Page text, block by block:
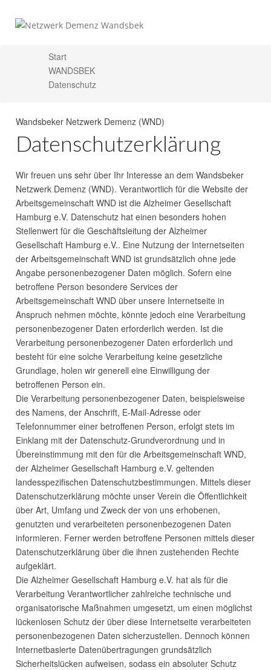
Start
WANDSBEK
Datenschutz
Wandsbeker Netzwerk Demenz (WND)
Datenschutzerklärung
Wir freuen uns sehr über Ihr Interesse an dem Wandsbeker
Netzwerk Demenz (WND). Verantwortlich für die Website der
ArbeitsgemeinschaftWND ist die Alzheimer Gesellschaft
Hamburg e.V. Datenschutz hat einen besonders hohen
Stellenwert für die Geschäftsleitung der Alzheimer
Gesellschaft Hamburg e.V.. Eine Nutzung der Internetseiten
der ArbeitsgemeinschaftWND ist grundsätzlich ohne jede
Angabe personenbezogener Daten möglich. Sofern eine
betroffene Person besondere Services der
ArbeitsgemeinschaftWND über unsere Internetseite in
Anspruch nehmen möchte, könnte jedoch eine Verarbeitung
personenbezogener Daten erforderlich werden. Ist die
Verarbeitung personenbezogener Daten erforderlich und
besteht für eine solche Verarbeitung keine gesetzliche
Grundlage, holen wir generell eine Einwilligung der
betroffenen Person ein.
Die Verarbeitung personenbezogener Daten, beispielsweise
des Namens, der Anschrift, E-Mail-Adresse oder
Telefonnummer einer betroffenen Person, erfolgt stets im
Einklang mit der Datenschutz-Grundverordnung und in
Übereinstimmung mit den für die ArbeitsgemeinschaftWND,
der Alzheimer Gesellschaft Hamburg e.V. geltenden
landesspezifischen Datenschutzbestimmungen. Mittels dieser
Datenschutzerklärung möchte unser Verein die Öffentlichkeit
über Art, Umfang und Zweck der von uns erhobenen,
genutzten und verarbeiteten personenbezogenen Daten
informieren. Ferner werden betroffene Personen mittels dieser
Datenschutzerklärung über die ihnen zustehenden Rechte
aufgeklärt.
Die Alzheimer Gesellschaft Hamburg e.V. hat als für die
Verarbeitung Verantwortlicher zahlreiche technische und
organisatorische Maßnahmen umgesetzt, um einen möglichst
lückenlosen Schutz der über diese Internetseite verarbeiteten
personenbezogenen Daten sicherzustellen. Dennoch können
Internetbasierte Datenübertragungen grundsätzlich
Sicherheitslücken aufweisen, sodass ein absoluter Schutz